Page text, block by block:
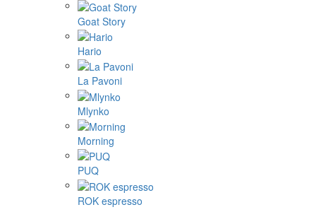
Goat Story
Hario
La Pavoni
Mlynko
Morning
PUQ
ROK espresso